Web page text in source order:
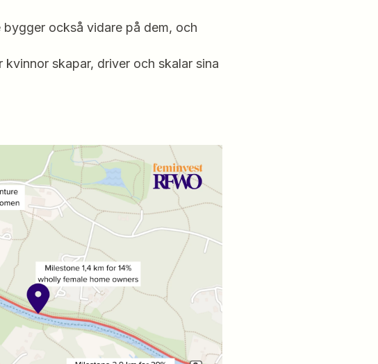
också vidare på dem, och
skapar, driver och skalar sina